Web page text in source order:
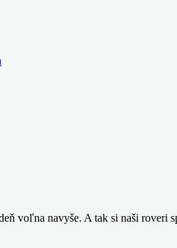
voľna navyše. A tak si naši roveri